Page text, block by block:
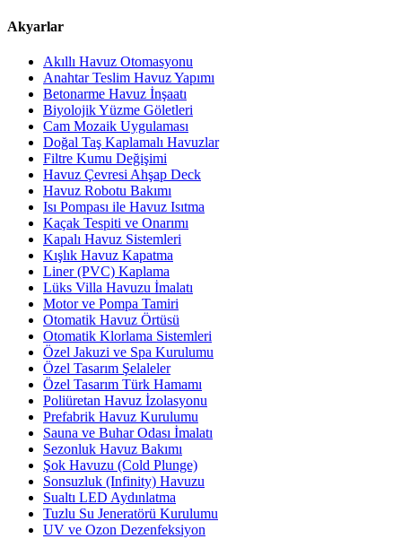
Akyarlar
Akıllı Havuz Otomasyonu
Anahtar Teslim Havuz Yapımı
Betonarme Havuz İnşaatı
Biyolojik Yüzme Göletleri
Cam Mozaik Uygulaması
Doğal Taş Kaplamalı Havuzlar
Filtre Kumu Değişimi
Havuz Çevresi Ahşap Deck
Havuz Robotu Bakımı
Isı Pompası ile Havuz Isıtma
Kaçak Tespiti ve Onarımı
Kapalı Havuz Sistemleri
Kışlık Havuz Kapatma
Liner (PVC) Kaplama
Lüks Villa Havuzu İmalatı
Motor ve Pompa Tamiri
Otomatik Havuz Örtüsü
Otomatik Klorlama Sistemleri
Özel Jakuzi ve Spa Kurulumu
Özel Tasarım Şelaleler
Özel Tasarım Türk Hamamı
Poliüretan Havuz İzolasyonu
Prefabrik Havuz Kurulumu
Sauna ve Buhar Odası İmalatı
Sezonluk Havuz Bakımı
Şok Havuzu (Cold Plunge)
Sonsuzluk (Infinity) Havuzu
Sualtı LED Aydınlatma
Tuzlu Su Jeneratörü Kurulumu
UV ve Ozon Dezenfeksiyon